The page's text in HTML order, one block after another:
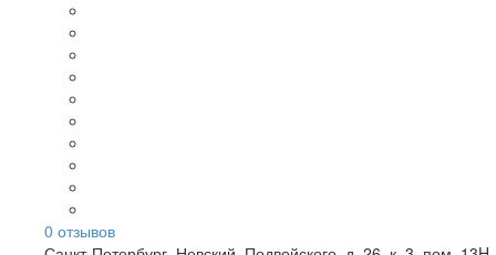
0 отзывов